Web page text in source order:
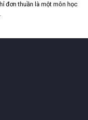
đơn thuần là một môn học